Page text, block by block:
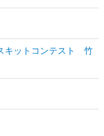
キットコンテスト 竹